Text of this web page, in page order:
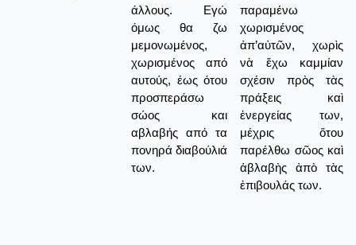
άλλους. Εγώ
όμως θα ζω
μεμονωμένος,
χωρισμένος από
αυτούς, έως ότου
προσπεράσω
σώος και
αβλαβής από τα
πονηρά διαβούλιά
των.
παραμένω
χωρισμένος
ἀπ’αὐτῶν, χωρὶς
νὰ ἔχω καμμίαν
σχέσιν πρὸς τὰς
πράξεις καὶ
ἐνεργείας των,
μέχρις ὅτου
παρέλθω σῶος καὶ
ἀβλαβὴς ἀπὸ τὰς
ἐπιβουλάς των.